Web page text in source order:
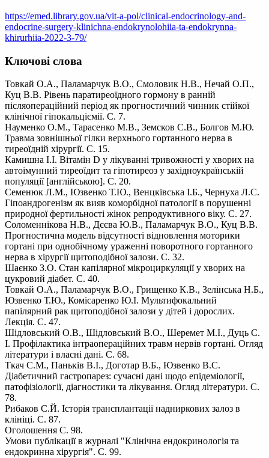
https://emed.library.gov.ua/vit-a-pol/clinical-endocrinology-and-
endocrine-surgery-klinichna-endokrynolohiia-ta-endokrynna-
khirurhiia-2022-3-79/
Ключові слова
Товкай О.А., Паламарчук В.О., Смоловик Н.В., Нечай О.П.,
Куц В.В. Рівень паратиреоїдного гормону в ранній
післяопераційний період як прогностичний чинник стійкої
клінічної гіпокальціємії. С. 7.
Науменко О.М., Тарасенко М.В., Земсков С.В., Болгов М.Ю.
Травма зовнішньої гілки верхнього гортанного нерва в
тиреоїдній хірургії. С. 15.
Камишна І.І. Вітамін D у лікуванні тривожності у хворих на
автоімунний тиреоїдит та гіпотиреоз у західноукраїнській
популяції [англійською]. С. 20.
Семенюк Л.М., Юзвенко Т.Ю., Венцківська І.Б., Чернуха Л.С.
Гіпоандрогенізм як вияв коморбідної патології в порушенні
природної фертильності жінок репродуктивного віку. С. 27.
Соломеннікова Н.В., Дєєва Ю.В., Паламарчук В.О., Куц В.В.
Прогностична модель відсутності відновлення моторики
гортані при однобічному ураженні поворотного гортанного
нерва в хірургії щитоподібної залози. С. 32.
Шаєнко З.О. Стан капілярної мікроциркуляції у хворих на
цукровий діабет. С. 40.
Товкай О.А., Паламарчук В.О., Грищенко К.В., Зелінська Н.Б.,
Юзвенко Т.Ю., Комісаренко Ю.І. Мультифокальний
папілярний рак щитоподібної залози у дітей і дорослих.
Лекція. С. 47.
Шідловський О.В., Шідловський В.О., Шеремет М.І., Дуць С.
І. Профілактика інтраопераційних травм нервів гортані. Огляд
літератури і власні дані. С. 68.
Ткач С.М., Паньків В.І., Доготар В.Б., Юзвенко В.С.
Діабетичний гастропарез: сучасні дані щодо епідеміології,
патофізіології, діагностики та лікування. Огляд літератури. С.
78.
Рибаков С.Й. Історія трансплантації надниркових залоз в
клініці. С. 87.
Оголошення С. 98.
Умови публікації в журналі "Клінічна ендокринологія та
ендокринна хірургія". С. 99.